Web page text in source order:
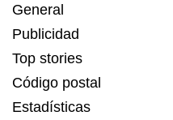
General
Publicidad
Top stories
Código postal
Estadísticas